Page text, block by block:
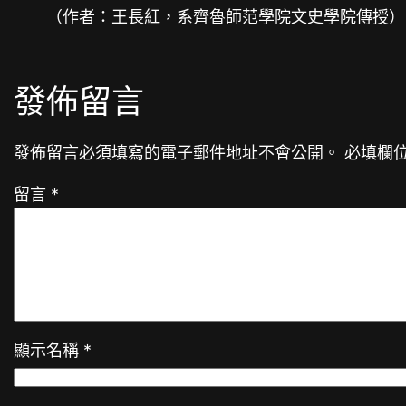
（作者：王長紅，系齊魯師范學院文史學院傳授）
發佈留言
發佈留言必須填寫的電子郵件地址不會公開。 必填欄
留言 *
顯示名稱 *